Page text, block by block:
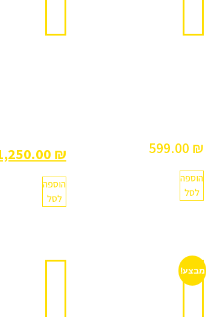
599.00 ₪
הוספה
לסל
₪
הוספה
לסל
מבצע!